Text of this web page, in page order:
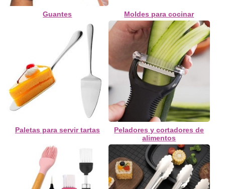
Guantes Moldes para cocinar
Paletas para servir tartas
Peladores y cortadores de
alimentos